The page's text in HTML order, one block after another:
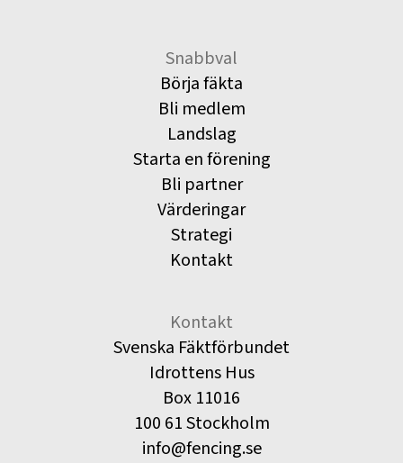
Snabbval
Börja fäkta
Bli medlem
Landslag
Starta en förening
Bli partner
Värderingar
Strategi
Kontakt
Kontakt
Svenska Fäktförbundet
Idrottens Hus
Box 11016
100 61 Stockholm
info@fencing.se